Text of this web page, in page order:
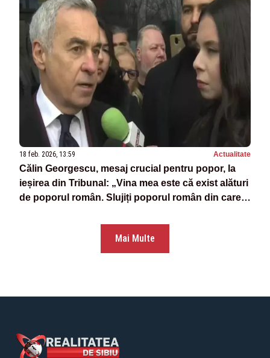
18 feb. 2026, 13:59 Actualitate
Călin Georgescu, mesaj crucial pentru popor, la
ieșirea din Tribunal: „Vina mea este că exist alături
de poporul român. Slujiți poporul român din care
Mai Multe